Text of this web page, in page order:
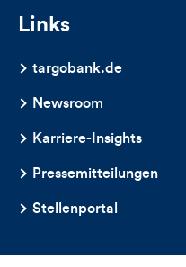
Links
targobank.de
Newsroom
Karriere-Insights
Pressemitteilungen
Stellenportal